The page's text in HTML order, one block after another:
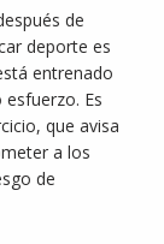
de
deporte es
entrenado
Es
que avisa
a los
de